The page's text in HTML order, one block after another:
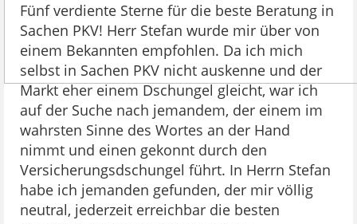
Fünf verdiente Sterne für die beste Beratung in
Sachen PKV! Herr Stefan wurde mir über von
einem Bekannten empfohlen. Da ich mich
selbst in Sachen PKV nicht auskenne und der
Markt eher einem Dschungel gleicht, war ich
auf der Suche nach jemandem, der einem im
wahrsten Sinne des Wortes an der Hand
nimmt und einen gekonnt durch den
Versicherungsdschungel führt. In Herrn Stefan
habe ich jemanden gefunden, der mir völlig
neutral, jederzeit erreichbar die besten